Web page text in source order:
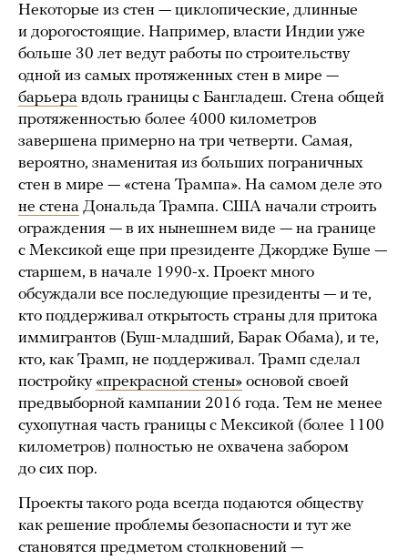
Некоторые из стен — циклопические, длинные
и дорогостоящие. Например, власти Индии уже
больше 30 лет ведут работы по строительству
одной из самых протяженных стен в мире —
барьера вдоль границы с Бангладеш. Стена общей
протяженностью более 4000 километров
завершена примерно на три четверти. Самая,
вероятно, знаменитая из больших пограничных
стен в мире — «стена Трампа». На самом деле это
не стена Дональда Трампа. США начали строить
ограждения — в их нынешнем виде — на границе
с Мексикой еще при президенте Джордже Буше —
старшем, в начале 1990-х. Проект много
обсуждали все последующие президенты — и те,
кто поддерживал открытость страны для притока
иммигрантов (Буш-младший, Барак Обама), и те,
кто, как Трамп, не поддерживал. Трамп сделал
постройку «прекрасной стены» основой своей
предвыборной кампании 2016 года. Тем не менее
сухопутная часть границы с Мексикой (более 1100
километров) полностью не охвачена забором
до сих пор.
Проекты такого рода всегда подаются обществу
как решение проблемы безопасности и тут же
становятся предметом столкновений —